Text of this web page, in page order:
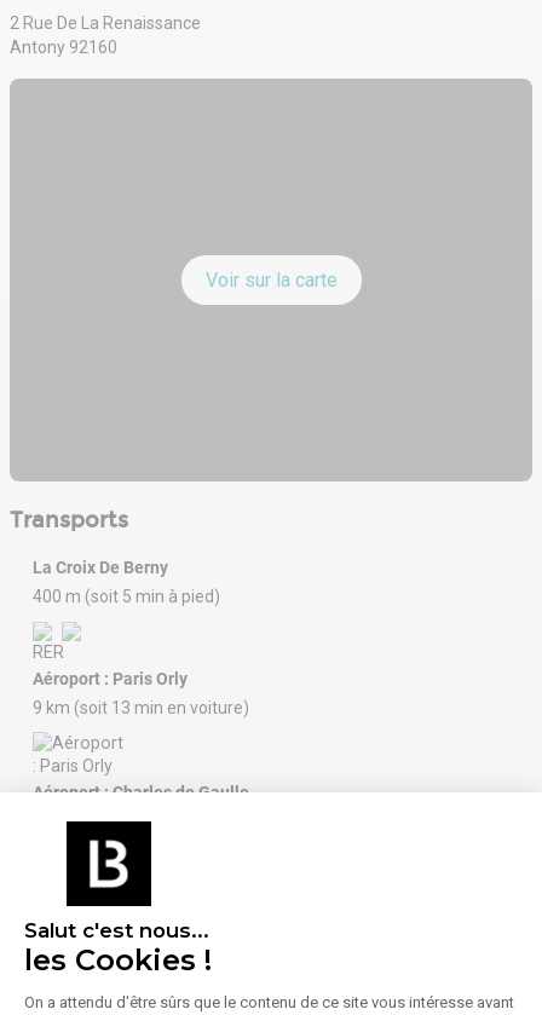
Salut c'est nous...
les Cookies !
On a attendu d'être sûrs que le contenu de ce site vous intéresse avant
2 entrées distinctes
16 parkings privatifs
RIE
2 Rue De La Renaissance
Antony 92160
Voir sur la carte
Transports
La Croix De Berny
400 m (soit 5 min à pied)
Aéroport : Paris Orly
9 km (soit 13 min en voiture)
Aéroport : Charles de Gaulle
International
45 km (soit 41 min en voiture)